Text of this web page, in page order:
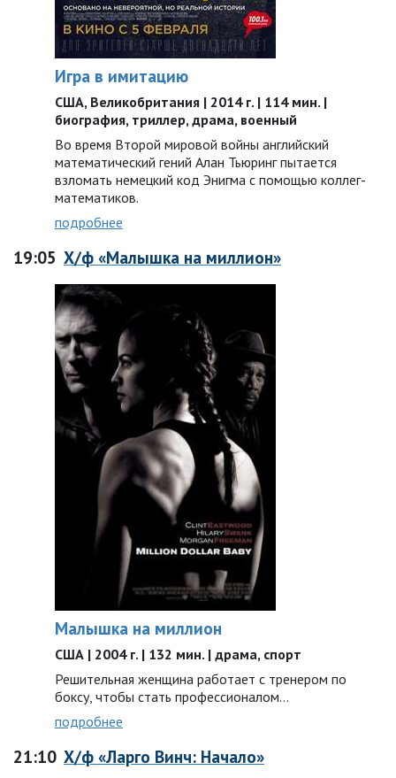
Игра в имитацию
США, Великобритания | 2014 г. | 114 мин. |
биография, триллер, драма, военный
Во время Второй мировой войны английский
математический гений Алан Тьюринг пытается
взломать немецкий код Энигма с помощью коллег-
математиков.
подробнее
19:05 Х/ф «Малышка на миллион»
Малышка на миллион
США | 2004 г. | 132 мин. | драма, спорт
Решительная женщина работает с тренером по
боксу, чтобы стать профессионалом...
подробнее
21:10 Х/ф «Ларго Винч: Начало»